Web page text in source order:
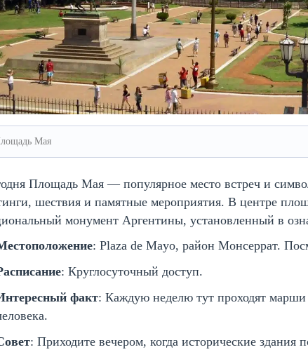
Мая
Площадь Мая — популярное место встреч и
шествия и памятные мероприятия. В центре
монумент Аргентины, установленный в
: Plaza de Mayo, район Монсеррат.
: Круглосуточный доступ.
факт: Каждую неделю тут проходят
: Приходите вечером, когда исторические здания